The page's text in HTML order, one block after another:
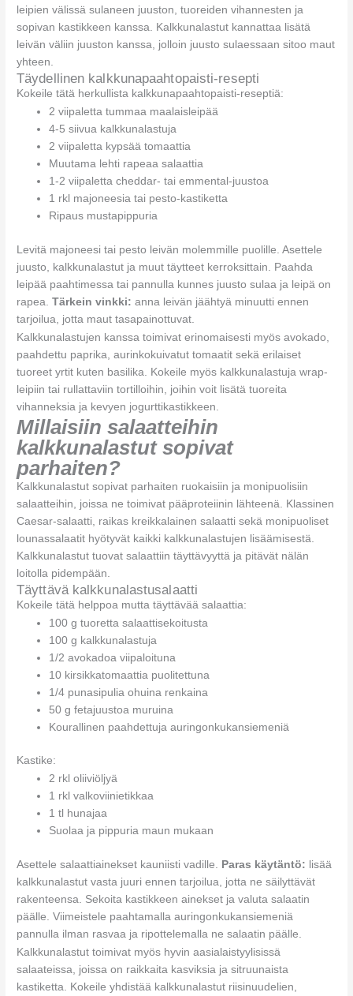
leipien välissä sulaneen juuston, tuoreiden vihannesten ja
sopivan kastikkeen kanssa. Kalkkunalastut kannattaa lisätä
leivän väliin juuston kanssa, jolloin juusto sulaessaan sitoo maut
yhteen.
Täydellinen kalkkunapaahtopaisti-resepti
Kokeile tätä herkullista kalkkunapaahtopaisti-reseptiä:
2 viipaletta tummaa maalaisleipää
4-5 siivua kalkkunalastuja
2 viipaletta kypsää tomaattia
Muutama lehti rapeaa salaattia
1-2 viipaletta cheddar- tai emmental-juustoa
1 rkl majoneesia tai pesto-kastiketta
Ripaus mustapippuria
Levitä majoneesi tai pesto leivän molemmille puolille. Asettele
juusto, kalkkunalastut ja muut täytteet kerroksittain. Paahda
leipää paahtimessa tai pannulla kunnes juusto sulaa ja leipä on
rapea.Tärkein vinkki: anna leivän jäähtyä minuutti ennen
tarjoilua, jotta maut tasapainottuvat.
Kalkkunalastujen kanssa toimivat erinomaisesti myös avokado,
paahdettu paprika, aurinkokuivatut tomaatit sekä erilaiset
tuoreet yrtit kuten basilika. Kokeile myös kalkkunalastuja wrap-
leipiin tai rullattaviin tortilloihin, joihin voit lisätä tuoreita
vihanneksia ja kevyen jogurttikastikkeen.
Millaisiin salaatteihin
kalkkunalastut sopivat
parhaiten?
Kalkkunalastut sopivat parhaiten ruokaisiin ja monipuolisiin
salaatteihin, joissa ne toimivat pääproteiinin lähteenä. Klassinen
Caesar-salaatti, raikas kreikkalainen salaatti sekä monipuoliset
lounassalaatit hyötyvät kaikki kalkkunalastujen lisäämisestä.
Kalkkunalastut tuovat salaattiin täyttävyyttä ja pitävät nälän
loitolla pidempään.
Täyttävä kalkkunalastusalaatti
Kokeile tätä helppoa mutta täyttävää salaattia:
100 g tuoretta salaattisekoitusta
100 g kalkkunalastuja
1/2 avokadoa viipaloituna
10 kirsikkatomaattia puolitettuna
1/4 punasipulia ohuina renkaina
50 g fetajuustoa muruina
Kourallinen paahdettuja auringonkukansiemeniä
Kastike:
2 rkl oliiviöljyä
1 rkl valkoviinietikkaa
1 tl hunajaa
Suolaa ja pippuria maun mukaan
Asettele salaattiainekset kauniisti vadille. Paras käytäntö: lisää
kalkkunalastut vasta juuri ennen tarjoilua, jotta ne säilyttävät
rakenteensa. Sekoita kastikkeen ainekset ja valuta salaatin
päälle. Viimeistele paahtamalla auringonkukansiemeniä
pannulla ilman rasvaa ja ripottelemalla ne salaatin päälle.
Kalkkunalastut toimivat myös hyvin aasialaistyylisissä
salaateissa, joissa on raikkaita kasviksia ja sitruunaista
kastiketta. Kokeile yhdistää kalkkunalastut riisinuudelien,